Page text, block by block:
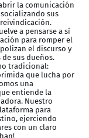
la comunicación
sus
a pensarse a sí
para romper el
el discurso y
sus dueños.
tradicional:
que lucha por
una
entiende la
Nuestro
para
ejerciendo
con un claro